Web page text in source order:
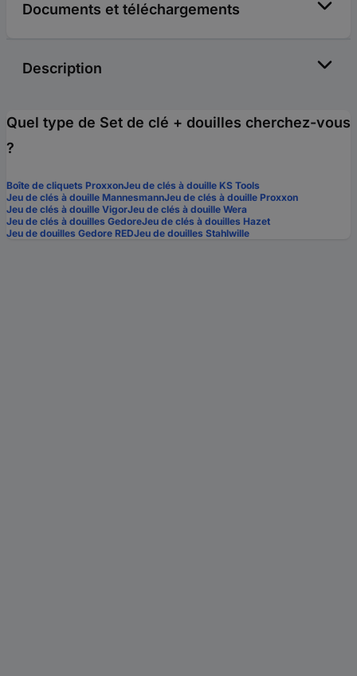
Documents et téléchargements
Description
Quel type de Set de clé + douilles cherchez-vous
?
Boîte de cliquets ProxxonJeu de clés à douille KS Tools
Jeu de clés à douille MannesmannJeu de clés à douille Proxxon
Jeu de clés à douille VigorJeu de clés à douille Wera
Jeu de clés à douilles GedoreJeu de clés à douilles Hazet
Jeu de douilles Gedore REDJeu de douilles Stahlwille